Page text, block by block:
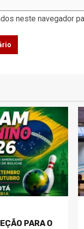
neste navegador
PARA O